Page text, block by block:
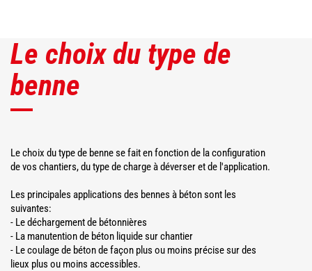
Le choix du type de
benne
Le choix du type de benne se fait en fonction de la configuration
de vos chantiers, du type de charge à déverser et de l'application.
Les principales applications des bennes à béton sont les
suivantes:
- Le déchargement de bétonnières
- La manutention de béton liquide sur chantier
- Le coulage de béton de façon plus ou moins précise sur des
lieux plus ou moins accessibles.